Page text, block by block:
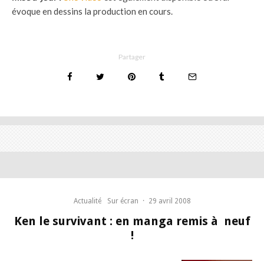
évoque en dessins la production en cours.
Partager
Actualité Sur écran · 29 avril 2008
Ken le survivant : en manga remis à neuf
!